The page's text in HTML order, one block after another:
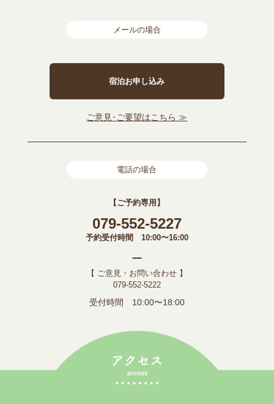
メールの場合
宿泊お申し込み
ご意見･ご要望はこちら ≫
電話の場合
【ご予約専用】
079-552-5227
予約受付時間 10:00〜16:00
【 ご意見・お問い合わせ 】
079-552-5222
受付時間 10:00〜18:00